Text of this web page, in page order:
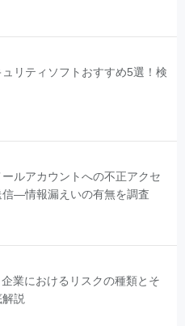
リティソフトおすすめ5選！検
ルアカウントへの不正アクセ
信―情報漏えいの有無を調査
業におけるリスクの種類とそ
説